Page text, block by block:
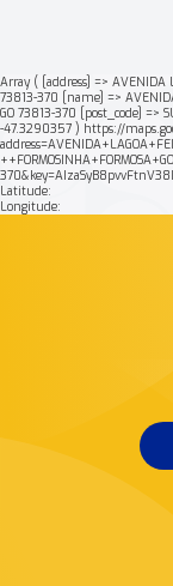
Array ( [address] => AVENIDA
73813-370 [name] => AVENIDA
GO 73813-370 [post_code] =>
-47.3290357 ) https://
Latitude:
Longitude:
Mais buscados:
Nossa história